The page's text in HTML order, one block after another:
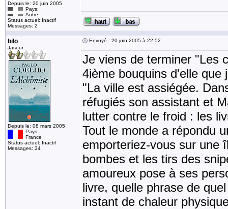
Depuis le: 20 juin 2005
Pays:
Autre
Status actuel: Inactif
Messages: 2
bilo
Jaseur
Depuis le: 08 mars 2005
Pays:
France
Status actuel: Inactif
Messages: 34
Envoyé : 20 juin 2005 à 22:52
Je viens de terminer "Les
4ième bouquins d'elle
"La ville est assiégée.
réfugiés son assistant et
lutter contre le froid : les
Tout le monde a répondu
emporteriez-vous sur une
bombes et les tirs des
amoureux pose à ses
livre, quelle phrase de
instant de chaleur